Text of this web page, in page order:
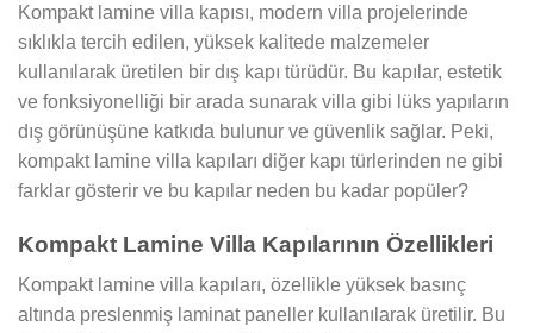
Kompakt lamine villa kapısı, modern villa projelerinde
sıklıkla tercih edilen, yüksek kalitede malzemeler
kullanılarak üretilen bir dış kapı türüdür. Bu kapılar, estetik
ve fonksiyonelliği bir arada sunarak villa gibi lüks yapıların
dış görünüşüne katkıda bulunur ve güvenlik sağlar. Peki,
kompakt lamine villa kapıları diğer kapı türlerinden ne gibi
farklar gösterir ve bu kapılar neden bu kadar popüler?
Kompakt Lamine Villa Kapılarının Özellikleri
Kompakt lamine villa kapıları, özellikle yüksek basınç
altında preslenmiş laminat paneller kullanılarak üretilir. Bu